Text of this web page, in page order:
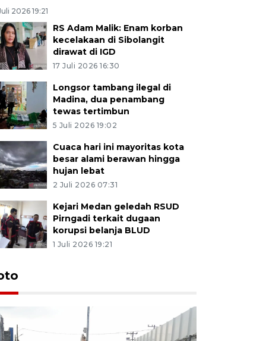
2026 19:21
RS Adam Malik: Enam korban
kecelakaan di Sibolangit
dirawat di IGD
17 Juli 2026 16:30
Longsor tambang ilegal di
Madina, dua penambang
tewas tertimbun
5 Juli 2026 19:02
Cuaca hari ini mayoritas kota
besar alami berawan hingga
hujan lebat
2 Juli 2026 07:31
Kejari Medan geledah RSUD
Pirngadi terkait dugaan
korupsi belanja BLUD
1 Juli 2026 19:21